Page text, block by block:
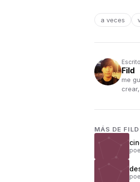
a veces
Fild
me
MÁS DE FILD